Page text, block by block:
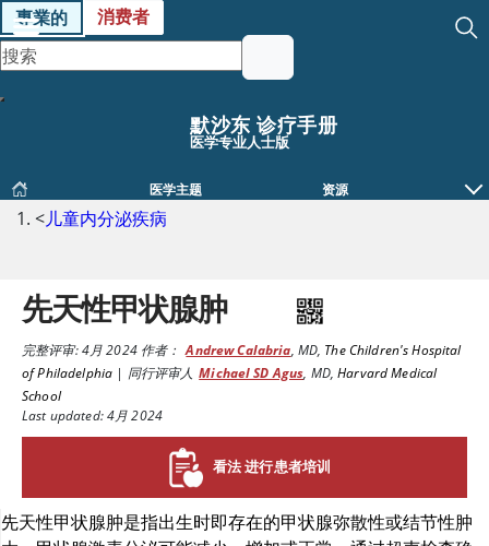
專業的 消费者
默沙东 诊疗手册
医学专业人士版
医学主题 资源
<儿童内分泌疾病
先天性甲状腺肿
完整评审:4月 2024作者： Andrew Calabria, MD, The Children's Hospital
of Philadelphia | 同行评审人 Michael SD Agus, MD,Harvard Medical
School
Last updated: 4月 2024
看法 进行患者培训
先天性甲状腺肿是指出生时即存在的甲状腺弥散性或结节性肿